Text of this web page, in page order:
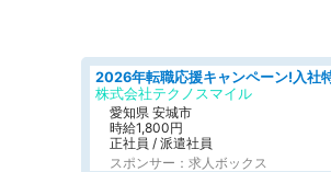
株式会社テクノスマイル
愛知県 安城市
時給1,800円
正社員 / 派遣社員
スポンサー：求人ボックス